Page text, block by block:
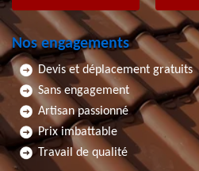
Nos engagements
Devis et déplacement gratuits
Sans engagement
Artisan passionné
Prix imbattable
Travail de qualité